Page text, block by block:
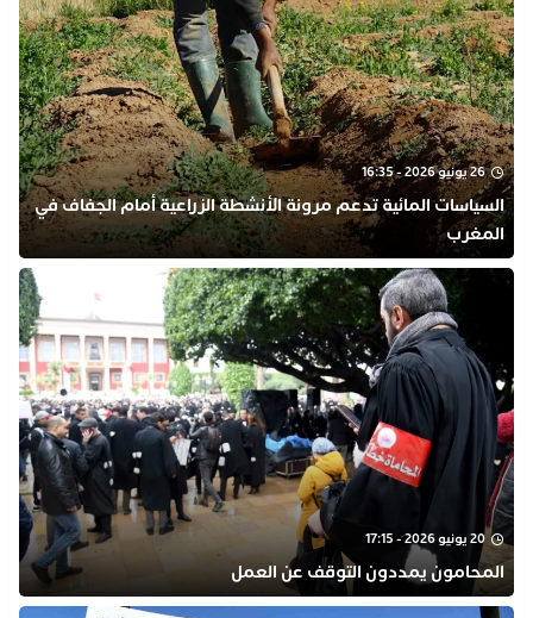
26 يونيو 2026 - 16:35
السياسات المائية تدعم مرونة الأنشطة الزراعية أمام الجفاف في
المغرب
20 يونيو 2026 - 17:15
المحامون يمددون التوقف عن العمل